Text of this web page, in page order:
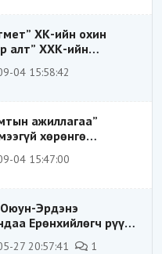
ХК-ийн охин
алт” ХХК-ийн
ажиллаж байсан
хэрэг хаашаа
04 15:58:42
ажиллагаа”
хөрөнгө
04 15:47:00
Эрдэнэ
Ерөнхийлөгч рүү
эхлэв үү
27 20:57:41 1